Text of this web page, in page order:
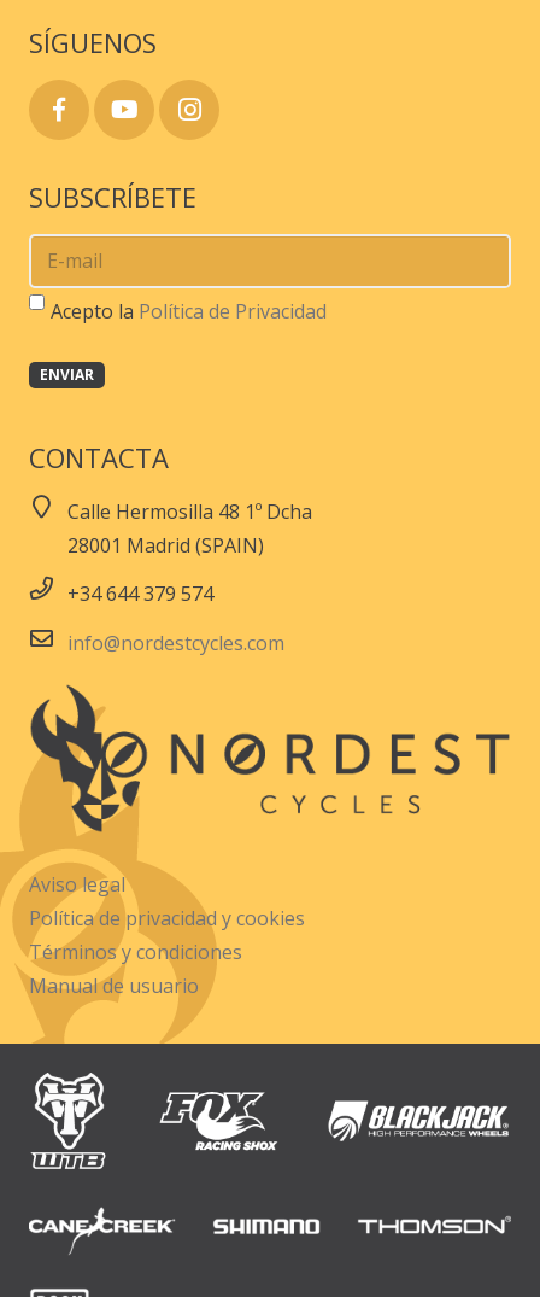
SÍGUENOS
SUBSCRÍBETE
Acepto la Política de Privacidad
CONTACTA
Calle Hermosilla 48 1º Dcha
28001 Madrid (SPAIN)
+34 644 379 574
info@nordestcycles.com
Aviso legal
Política de privacidad y cookies
Términos y condiciones
Manual de usuario